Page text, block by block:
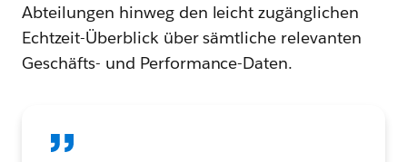
Abteilungen hinweg den leicht zugänglichen
Echtzeit-Überblick über sämtliche relevanten
Geschäfts- und Performance-Daten.